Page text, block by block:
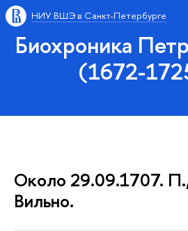
НИУ ВШЭ в Санкт-Петербурге
Биохроника
(1672-
Около 29.09.1707.
Вильно.